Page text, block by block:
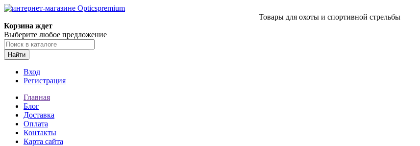
Товары для охоты и спортивной стрельбы
Корзина ждет
Выберите любое предложение
Найти
Вход
Регистрация
Главная
Блог
Доставка
Оплата
Контакты
Карта сайта